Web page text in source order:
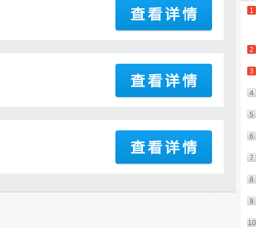
1
2
3
4
5
6
7
8
9
10